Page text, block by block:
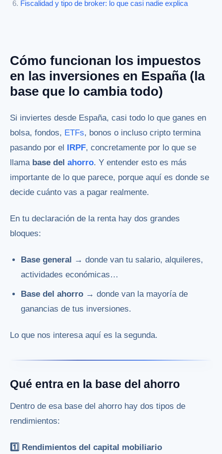
Fiscalidad y tipo de broker: lo que casi nadie explica
Cómo funcionan los impuestos
en las inversiones en España (la
base que lo cambia todo)
Si inviertes desde España, casi todo lo que ganes en
bolsa, fondos, ETFs, bonos o incluso cripto termina
pasando por el
IRPF, concretamente por lo que se
llama base del ahorro. Y entender esto es más
importante de lo que parece, porque aquí es donde se
decide cuánto vas a pagar realmente.
En tu declaración de la renta hay dos grandes
bloques:
Base general → donde van tu salario, alquileres,
actividades económicas…
Base del ahorro → donde van la mayoría de
ganancias de tus inversiones.
Lo que nos interesa aquí es la segunda.
Qué entra en la base del ahorro
Dentro de esa base del ahorro hay dos tipos de
rendimientos:
1️⃣ Rendimientos del capital mobiliario